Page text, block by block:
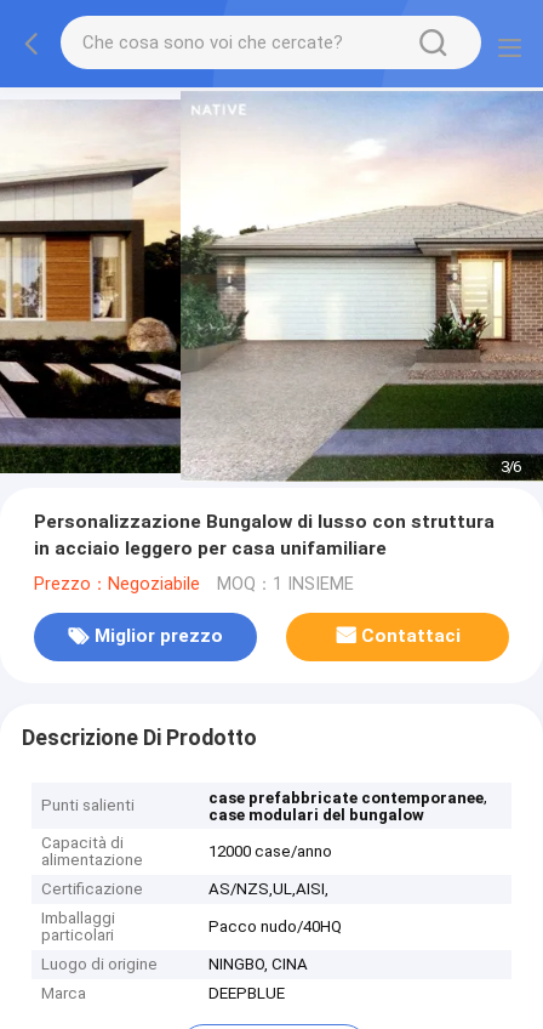
3/6
Personalizzazione Bungalow di lusso con struttura
in acciaio leggero per casa unifamiliare
Prezzo：Negoziabile MOQ：1 INSIEME
Miglior prezzo Contattaci
Descrizione Di Prodotto
Punti salienti case prefabbricate contemporanee,
case modulari del bungalow
Capacità di
alimentazione
12000 case/anno
Certificazione
AS/NZS,UL,AISI,
Imballaggi
particolari
Pacco nudo/40HQ
Luogo di origine
NINGBO, CINA
Marca
DEEPBLUE